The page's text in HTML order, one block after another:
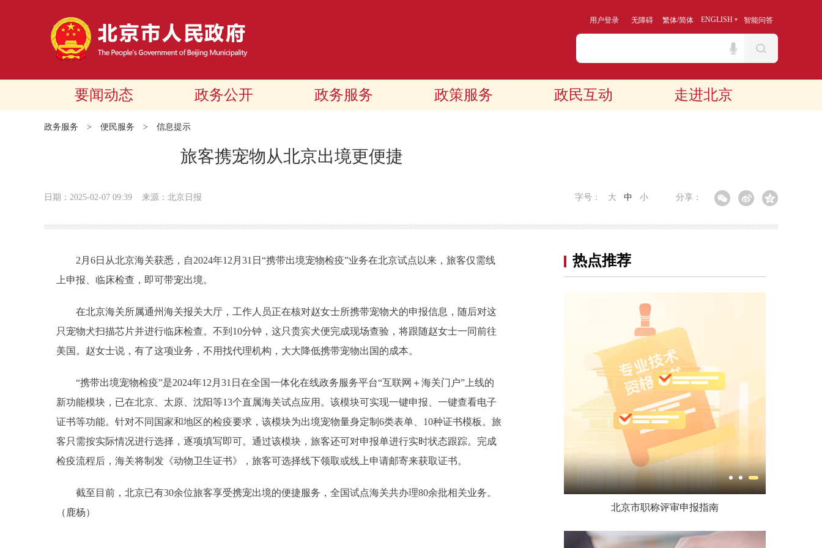
用户登录 无障碍 繁体/简体 ENGLISH 智能问答
要闻动态 政务公开 政务服务 政策服务 政民互动 走进北京
政务服务 > 便民服务 > 信息提示
旅客携宠物从北京出境更便捷
日期：2025-02-07 09:39 来源：北京日报 分享：
字号： 大 中 小
2月6日从北京海关获悉，自2024年12月31日“携带出境宠物检疫”业务在北京试点以来，旅客仅需线
上申报、临床检查，即可带宠出境。
在北京海关所属通州海关报关大厅，工作人员正在核对赵女士所携带宠物犬的申报信息，随后对这
只宠物犬扫描芯片并进行临床检查。不到10分钟，这只贵宾犬便完成现场查验，将跟随赵女士一同前往
美国。赵女士说，有了这项业务，不用找代理机构，大大降低携带宠物出国的成本。
“携带出境宠物检疫”是2024年12月31日在全国一体化在线政务服务平台“互联网＋海关门户”上线的
新功能模块，已在北京、太原、沈阳等13个直属海关试点应用。该模块可实现一键申报、一键查看电子
证书等功能。针对不同国家和地区的检疫要求，该模块为出境宠物量身定制6类表单、10种证书模板。旅
客只需按实际情况进行选择，逐项填写即可。通过该模块，旅客还可对申报单进行实时状态跟踪。完成
检疫流程后，海关将制发《动物卫生证书》，旅客可选择线下领取或线上申请邮寄来获取证书。
截至目前，北京已有30余位旅客享受携宠出境的便捷服务，全国试点海关共办理80余批相关业务。
（鹿杨）
热点推荐